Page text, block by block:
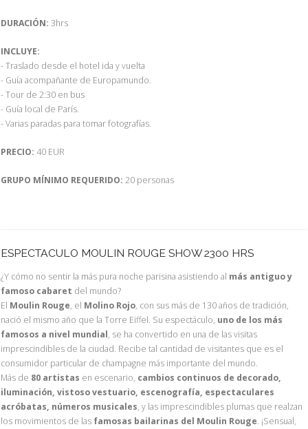
DURACIÓN: 3hrs
INCLUYE:
- Traslado desde el hotel ida y vuelta
- Guía acompañante de Europamundo.
- Tour de 2:30 en bus
- Guía local de París.
- Varias paradas para tomar fotografías.
PRECIO: 40 EUR
GRUPO MÍNIMO REQUERIDO: 20 personas
ESPECTACULO MOULIN ROUGE SHOW 2300 HRS
¿Y cómo no sentir la más pura noche parisina asistiendo al más antiguo y
famoso cabaret del mundo?
El Moulin Rouge, el Molino Rojo, con sus más de 130 años de tradición,
nació el mismo año que la Torre Eiffel. Su espectáculo, uno de los más
famosos a nivel mundial, se ha convertido en una de las visitas
imprescindibles de la ciudad. Recibe tal cantidad de visitantes que es el
consumidor particular de champagne más importante del mundo.
Más de 80 artistas en escenario, cambios continuos de decorado,
iluminación, vistoso vestuario, escenografía, espectaculares
acróbatas, números musicales, y las imprescindibles plumas que realzan
los movimientos de las famosas bailarinas del Moulin Rouge. ¡Sensual,